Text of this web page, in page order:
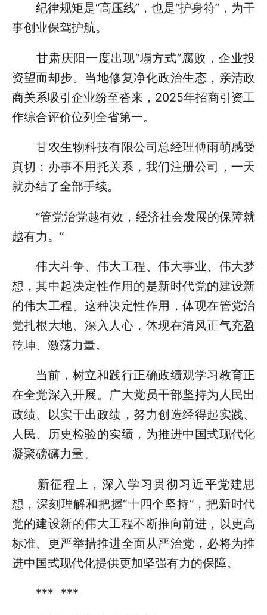
纪律规矩是“高压线”，也是“护身符”，为干
事创业保驾护航。
甘肃庆阳一度出现“塌方式”腐败，企业投
资望而却步。当地修复净化政治生态，亲清政
商关系吸引企业纷至沓来，2025年招商引资工
作综合评价位列全省第一。
甘农生物科技有限公司总经理傅雨萌感受
真切：办事不用托关系，我们注册公司，一天
就办结了全部手续。
“管党治党越有效，经济社会发展的保障就
越有力。”
伟大斗争、伟大工程、伟大事业、伟大梦
想，其中起决定性作用的是新时代党的建设新
的伟大工程。这种决定性作用，体现在管党治
党扎根大地、深入人心，体现在清风正气充盈
乾坤、激荡力量。
当前，树立和践行正确政绩观学习教育正
在全党深入开展。广大党员干部坚持为人民出
政绩、以实干出政绩，努力创造经得起实践、
人民、历史检验的实绩，为推进中国式现代化
凝聚磅礴力量。
新征程上，深入学习贯彻习近平党建思
想，深刻理解和把握“十四个坚持”，把新时代
党的建设新的伟大工程不断推向前进，以更高
标准、更严举措推进全面从严治党，必将为推
进中国式现代化提供更加坚强有力的保障。
*** ***